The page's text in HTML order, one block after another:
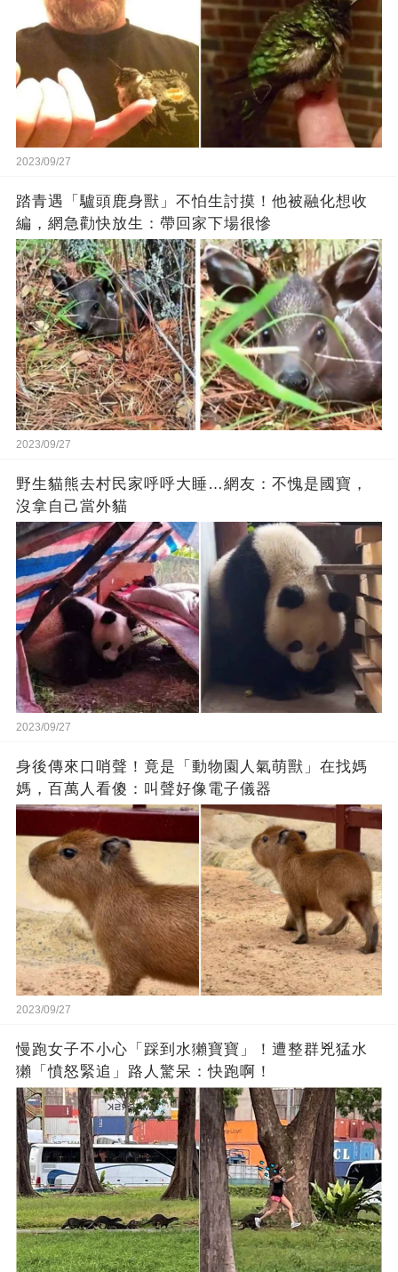
2023/09/27
踏青遇「驢頭鹿身獸」不怕生討摸！他被融化想收
編，網急勸快放生：帶回家下場很慘
2023/09/27
野生貓熊去村民家呼呼大睡…網友：不愧是國寶，
沒拿自己當外貓
2023/09/27
身後傳來口哨聲！竟是「動物園人氣萌獸」在找媽
媽，百萬人看傻：叫聲好像電子儀器
2023/09/27
慢跑女子不小心「踩到水獺寶寶」！遭整群兇猛水
獺「憤怒緊追」路人驚呆：快跑啊！